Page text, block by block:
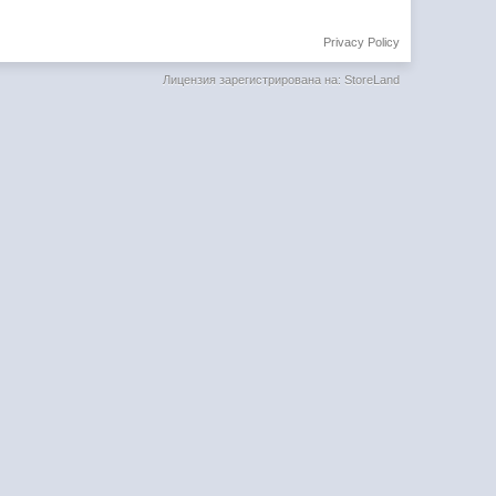
Privacy Policy
Лицензия зарегистрирована на: StoreLand